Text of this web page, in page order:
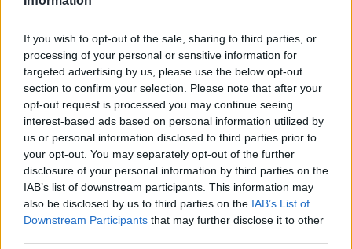
If you wish to opt-out of the sale, sharing to third parties, or
processing of your personal or sensitive information for
targeted advertising by us, please use the below opt-out
section to confirm your selection. Please note that after your
opt-out request is processed you may continue seeing
interest-based ads based on personal information utilized by
us or personal information disclosed to third parties prior to
your opt-out. You may separately opt-out of the further
disclosure of your personal information by third parties on the
IAB’s list of downstream participants. This information may
also be disclosed by us to third parties on the IAB’s List of
Downstream Participants that may further disclose it to other
AUTORE
Ilaria Mauri
Ilaria Mauri, bolognese, decise di seguire il
giornalismo sportivo dopo una notte al
Dall'Ara durante una partita decisiva: oggi
coordina le pagine di competizioni e
commenti. In redazione predilige reportage
sul campo e conserva il biglietto di quella
partita come prova della svolta.